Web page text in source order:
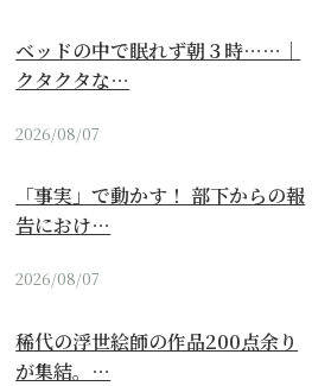
ベッドの中で眠れず朝３時……｜
クタクタな…
2026/08/07
「事実」で動かす！ 部下からの報
告におけ…
2026/08/07
稀代の浮世絵師の作品200点余り
が集結。…